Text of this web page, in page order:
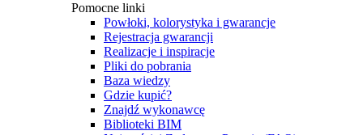
Pomocne linki
Powłoki, kolorystyka i gwarancje
Rejestracja gwarancji
Realizacje i inspiracje
Pliki do pobrania
Baza wiedzy
Gdzie kupić?
Znajdź wykonawcę
Biblioteki BIM